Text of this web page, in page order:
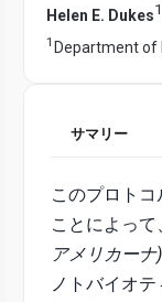
Helen E. Dukes1
1 Department of
サマリー
このプロト
ことによっ
アメリカーナ)
ノトバイオ